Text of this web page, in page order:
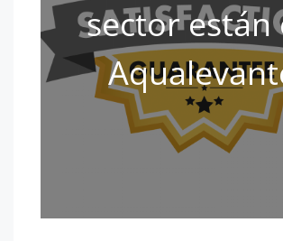
sector están